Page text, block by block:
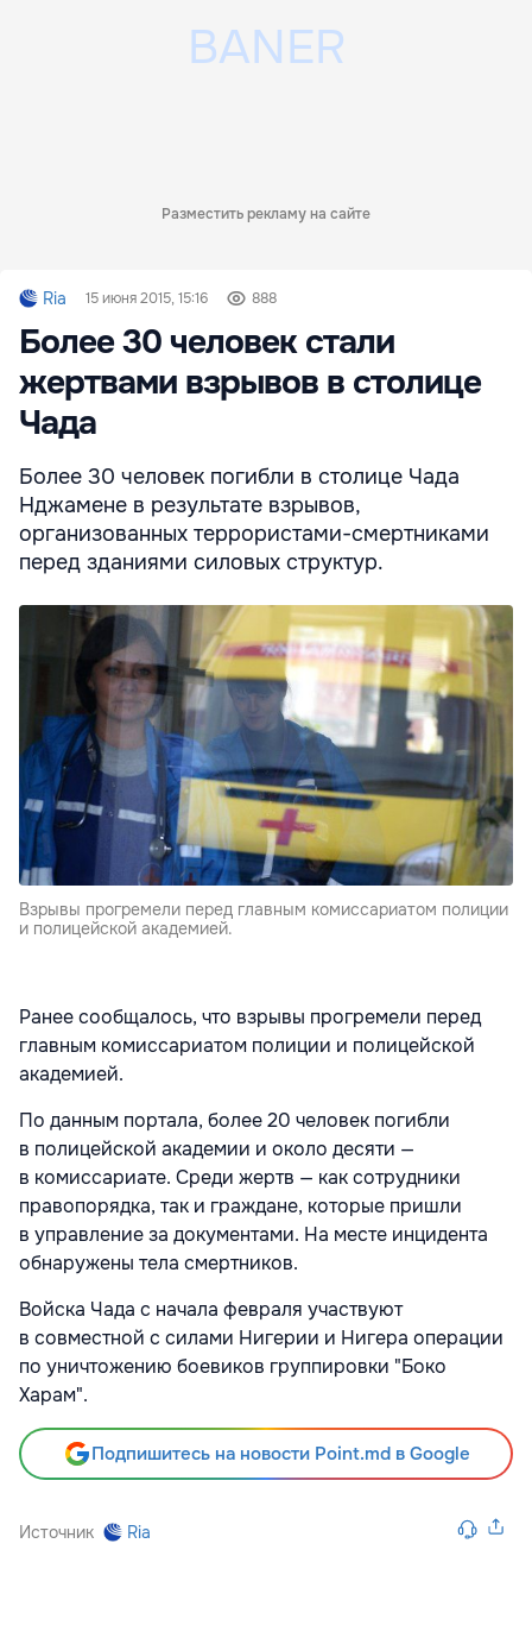
Разместить рекламу на сайте
Ria 15 июня 2015, 15:16 888
Более 30 человек стали
жертвами взрывов в столице
Чада
Более 30 человек погибли в столице Чада
Нджамене в результате взрывов,
организованных террористами-смертниками
перед зданиями силовых структур.
Взрывы прогремели перед главным комиссариатом полиции
и полицейской академией.
Ранее сообщалось, что взрывы прогремели перед
главным комиссариатом полиции и полицейской
академией.
По данным портала, более 20 человек погибли
в полицейской академии и около десяти —
в комиссариате. Среди жертв — как сотрудники
правопорядка, так и граждане, которые пришли
в управление за документами. На месте инцидента
обнаружены тела смертников.
Войска Чада с начала февраля участвуют
в совместной с силами Нигерии и Нигера операции
по уничтожению боевиков группировки "Боко
Харам".
Подпишитесь на новости Point.md в Google
Источник Ria